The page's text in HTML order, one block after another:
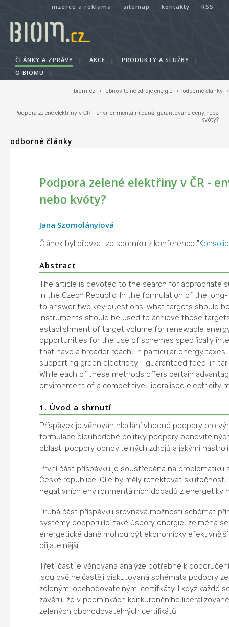
inzerce a reklama sitemap kontakty RSS
ČLÁNKY A ZPRÁVY | AKCE | PRODUKTY A SLUŽBY
|
O BIOMU
|
biom.cz › obnovitelné zdroje energie › odborné články ›
Podpora zelené elektřiny v ČR - environmentální daně, garantované ceny nebo
kvóty?
odborné články
Podpora zelené elektřiny v ČR -
nebo kvóty?
Jana Szomolányiová
Článek byl převzat ze sborníku z konference "
Abstract
The article is devoted to the search for appropriate
in the Czech Republic. In the formulation of the
to answer two key questions: what targets should
instruments should be used to achieve these
establishment of target volume for renewable
opportunities for the use of schemes specifically
that have a broader reach, in particular energy
supporting green electricity - guaranteed feed-in
While each of these methods offers certain
environment of a competitive, liberalised electricity
1. Úvod a shrnutí
Příspěvek je věnován hledání vhodné podpory pro
formulace dlouhodobé politiky podpory
oblasti podpory obnovitelných zdrojů a jakými
První část příspěvku je soustředěna na
České republice. Cíle by měly reflektovat
negativních environmentálních dopadů z energetiky
Druhá část příspěvku srovnává možnosti schémat
systémy podporující také úspory energie, zejména
energetické daně mohou být ekonomicky
přijatelnější.
Třetí část je věnována analýze potřebné k
jsou dvě nejčastěji diskutovaná schémata podpory
zelenými obchodovatelnými certifikáty. I když každé
závěru, že v podmínkách konkurenčního
zelených obchodovatelných certifikátů.